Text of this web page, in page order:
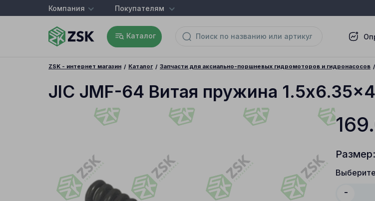
Компания Покупателям
Каталог
ZSK - интернет магазин Каталог Запчасти для аксиально-поршневых гидромоторов и гидронасосов
JIC JMF-64 Витая пружина
Размер:
-